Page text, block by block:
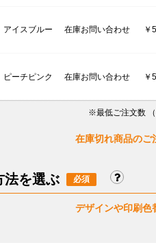
アイスブルー 在庫お問い合わせ ￥
ピーチピンク 在庫お問い合わせ ￥
※最低ご注文数
在庫切れ商品の
法を選ぶ
デザインや印刷